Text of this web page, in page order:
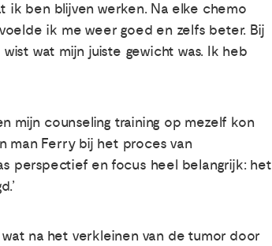
ik ben blijven werken. Na elke chemo
ik me weer goed en zelfs beter. Bij
wat mijn juiste gewicht was. Ik heb
mijn counseling training op mezelf kon
man Ferry bij het proces van
perspectief en focus heel belangrijk: het
wat na het verkleinen van de tumor door